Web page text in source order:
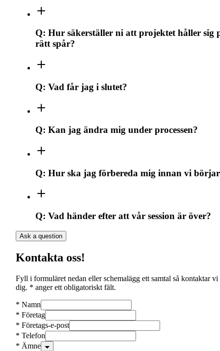
Q: Hur säkerställer ni att projektet håller sig
rätt spår?
Q: Vad får jag i slutet?
Q: Kan jag ändra mig under processen?
Q: Hur ska jag förbereda mig innan vi
Q: Vad händer efter att vår session är över?
Ask a question
Kontakta oss!
Fyll i formuläret nedan eller schemalägg ett samtal så kontaktar vi
dig. * anger ett obligatoriskt fält.
* Namn
* Företag
* Företags-e-post
* Telefon
* Ämne